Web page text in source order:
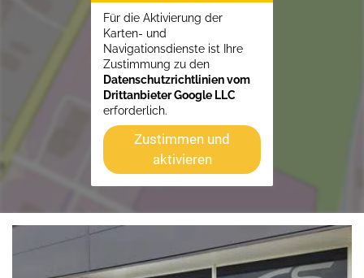
Für die Aktivierung der
Karten- und
Navigationsdienste ist Ihre
Zustimmung zu den
Datenschutzrichtlinien vom
Drittanbieter Google LLC
erforderlich.
Zustimmen und
aktivieren